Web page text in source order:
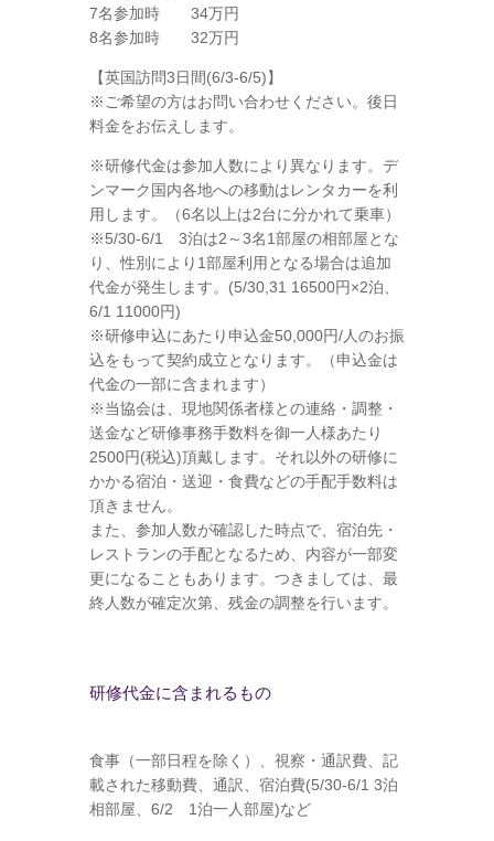
7名参加時 34万円
8名参加時 32万円
【英国訪問3日間(6/3-6/5)】
※ご希望の方はお問い合わせください。後日
料金をお伝えします。
※研修代金は参加人数により異なります。デ
ンマーク国内各地への移動はレンタカーを利
用します。（6名以上は2台に分かれて乗車）
※5/30-6/1 3泊は2～3名1部屋の相部屋とな
り、性別により1部屋利用となる場合は追加
代金が発生します。(5/30,31 16500円×2泊、
6/1 11000円)
※研修申込にあたり申込金50,000円/人のお振
込をもって契約成立となります。（申込金は
代金の一部に含まれます）
※当協会は、現地関係者様との連絡・調整・
送金など研修事務手数料を御一人様あたり
2500円(税込)頂戴します。それ以外の研修に
かかる宿泊・送迎・食費などの手配手数料は
頂きません。
また、参加人数が確認した時点で、宿泊先・
レストランの手配となるため、内容が一部変
更になることもあります。つきましては、最
終人数が確定次第、残金の調整を行います。
研修代金に含まれるもの
食事（一部日程を除く）、視察・通訳費、記
載された移動費、通訳、宿泊費(5/30-6/1 3泊
相部屋、6/2 1泊一人部屋)など